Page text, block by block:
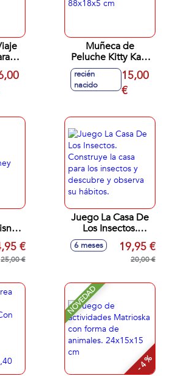
Muñeca de
Peluche Kitty Kate
88x18x5 cm
recién
nacido
15,00
€
€
25,00 €
Juego La Casa De
Los Insectos.
Construye la casa
para los insectos y
descubre y observa
6 meses 19,95 €
20,00 €
NOVEDAD
- 4 %